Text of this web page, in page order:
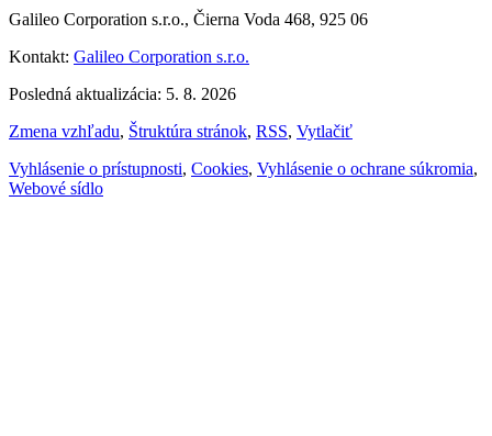
Galileo Corporation s.r.o., Čierna Voda 468, 925 06
Kontakt: Galileo Corporation s.r.o.
Posledná aktualizácia: 5. 8. 2026
Zmena vzhľadu, Štruktúra stránok, RSS, Vytlačiť
Vyhlásenie o prístupnosti, Cookies, Vyhlásenie o ochrane súkromia,
Webové sídlo